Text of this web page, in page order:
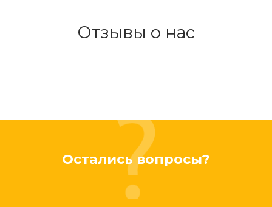
Отзывы о нас
Остались вопросы?